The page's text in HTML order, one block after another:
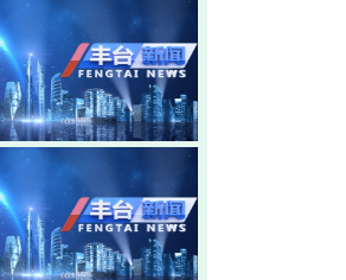
20260805-丰台新闻